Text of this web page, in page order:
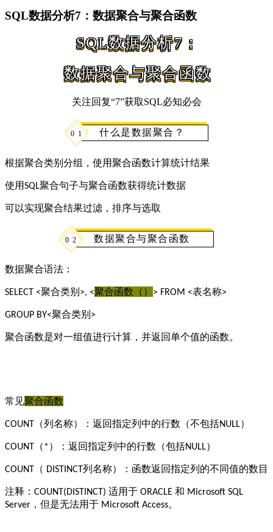
SQL数据分析7：数据聚合与聚合函数
SQL数据分析7：
数据聚合与聚合函数
关注回复“7”获取SQL必知必会
0 1 什么是数据聚合？
根据聚合类别分组，使用聚合函数计算统计结果
使用SQL聚合句子与聚合函数获得统计数据
可以实现聚合结果过滤，排序与选取
02 数据聚合与聚合函数
数据聚合语法：
SELECT <聚合类别 >, <聚合函数（） > FROM <表名称>
GROUP BY<聚合类别 >
聚合函数是对一组值进行计算，并返回单个值的函数。
常见聚合函数
COUNT （列名称）：返回指定列中的行数（不包括NULL）
COUNT （* ）：返回指定列中的行数（包括NULL）
COUNT （ DISTINCT列名称）：函数返回指定列的不同值的数目
注释： COUNT(DISTINCT) 适用于 ORACLE 和 Microsoft SQL
Server ，但是无法用于 Microsoft Access。